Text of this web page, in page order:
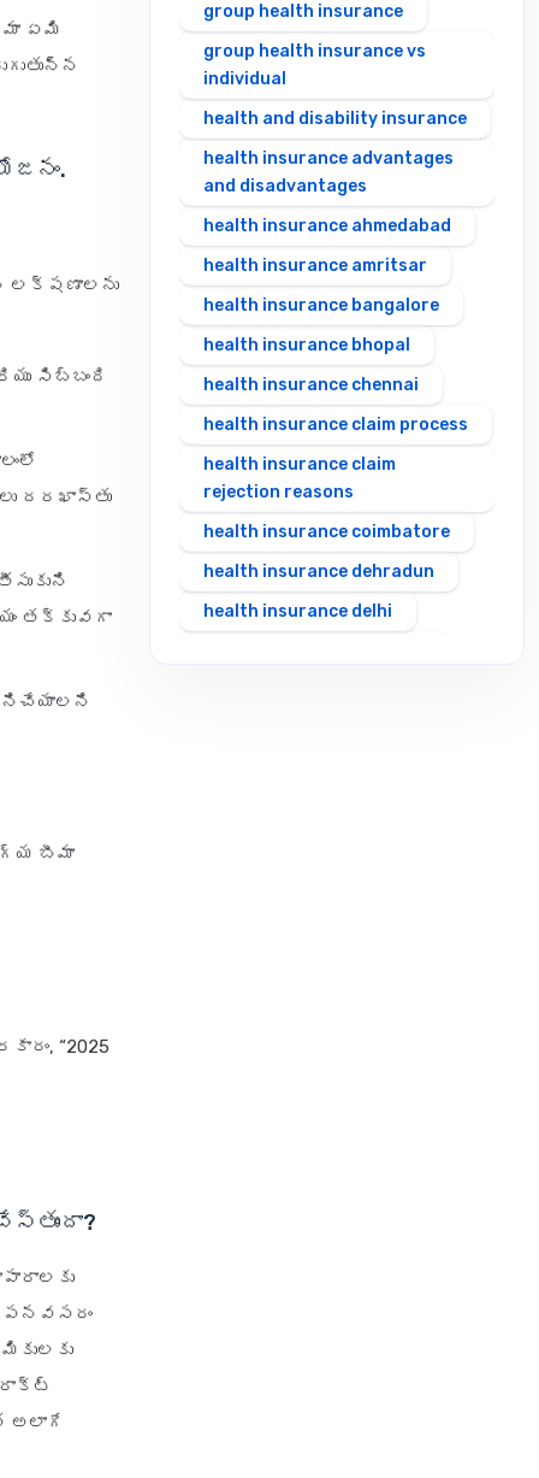
ఏమి
లక్షణాలను
సిబ్బంది
దరఖాస్తు
తక్కువగా
బీమా
“2025
అలాగే
group health insurance
group health insurance vs
individual
health and disability insurance
health insurance advantages
and disadvantages
health insurance ahmedabad
health insurance amritsar
health insurance bangalore
health insurance bhopal
health insurance chennai
health insurance claim process
health insurance claim
rejection reasons
health insurance coimbatore
health insurance dehradun
health insurance delhi